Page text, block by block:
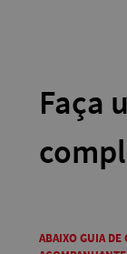
Faça
ABAIXO GUIA DE